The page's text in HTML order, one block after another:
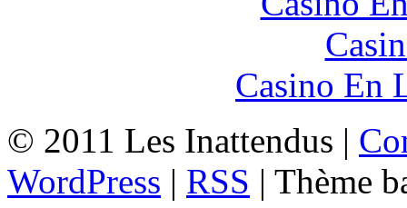
Casino En
© 2011 Les Inattendus |
WordPress | RSS | Thème